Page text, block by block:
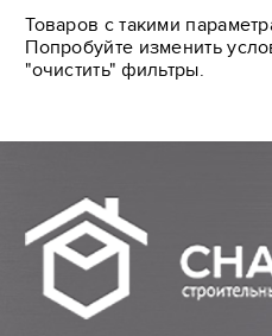
Товаров с такими
Попробуйте изменить
"очистить" фильтры.